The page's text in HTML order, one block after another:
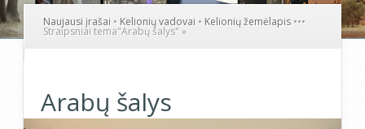
Naujausi įrašai • Kelionių vadovai • Kelionių žemėlapis •••
Straipsniai tema"Arabų šalys" »
Arabų šalys